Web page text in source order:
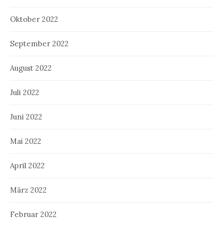
Oktober 2022
September 2022
August 2022
Juli 2022
Juni 2022
Mai 2022
April 2022
März 2022
Februar 2022